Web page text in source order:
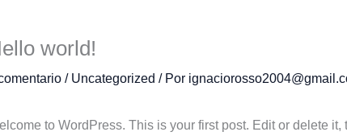
world!
/ Uncategorized / Por
to WordPress. This is your first post. Edit or delete it,